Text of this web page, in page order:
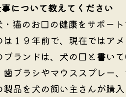
について教えてください
猫のお口の健康をサポー
１９年前で、現在ではア
ランドは、犬の口と書い
ブラシやマウススプレー
品を犬の飼い主さんが購